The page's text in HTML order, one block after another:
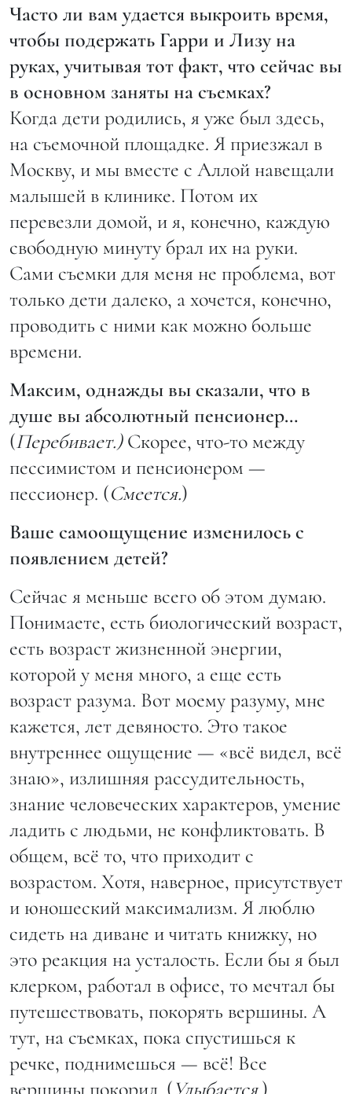
Часто ли вам удается выкроить время,
чтобы подержать Гарри и Лизу на
руках, учитывая тот факт, что сейчас вы
в основном заняты на съемках?
Когда дети родились, я уже был здесь,
на съемочной площадке. Я приезжал в
Москву, и мы вместе с Аллой навещали
малышей в клинике. Потом их
перевезли домой, и я, конечно, каждую
свободную минуту брал их на руки.
Сами съемки для меня не проблема, вот
только дети далеко, а хочется, конечно,
проводить с ними как можно больше
времени.
Максим, однажды вы сказали, что в
душе вы абсолютный пенсионер…
(Перебивает.)Скорее, что-то между
пессимистом и пенсионером —
пессионер. (Смеется.)
Ваше самоощущение изменилось с
появлением детей?
Сейчас я меньше всего об этом думаю.
Понимаете, есть биологический возраст,
есть возраст жизненной энергии,
которой у меня много, а еще есть
возраст разума. Вот моему разуму, мне
кажется, лет девяносто. Это такое
внутреннее ощущение — «всё видел, всё
знаю», излишняя рассудительность,
знание человеческих характеров, умение
ладить с людьми, не конфликтовать. В
общем, всё то, что приходит с
возрастом. Хотя, наверное, присутствует
и юношеский максимализм. Я люблю
сидеть на диване и читать книжку, но
это реакция на усталость. Если бы я был
клерком, работал в офисе, то мечтал бы
путешествовать, покорять вершины. А
тут, на съемках, пока спустишься к
речке, поднимешься — всё! Все
вершины покорил. (Улыбается.)